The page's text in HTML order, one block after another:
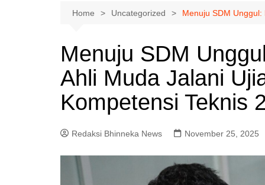
Home Uncategorized Menuju SDM
Menuju SDM
Ahli Muda Jalani
Kompetensi Teknis
Redaksi Bhinneka News November 25, 2025